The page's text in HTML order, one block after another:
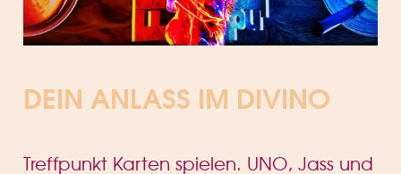
DEIN ANLASS IM DIVINO
Treffpunkt Karten spielen. UNO, Jass und